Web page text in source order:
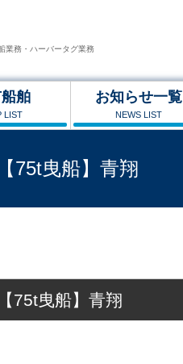
業務・ハーバータグ業務
舶
LIST
お知らせ一覧
NEWS LIST
75t曳船】青翔
75t曳船】青翔